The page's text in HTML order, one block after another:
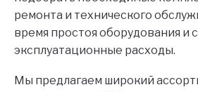
ремонта и технического
время простоя оборудования и
эксплуатационные расходы.
Мы предлагаем широкий